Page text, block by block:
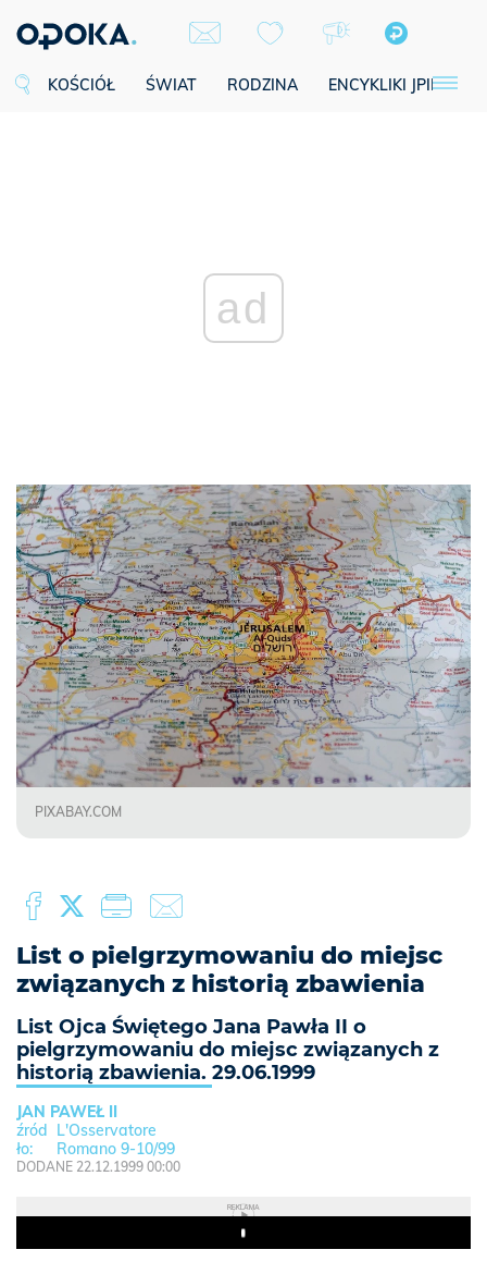
KOŚCIÓŁ ŚWIAT RODZINA ENCYKLIKI JPII
ad
PIXABAY.COM
List o pielgrzymowaniu do miejsc
związanych z historią zbawienia
List Ojca Świętego Jana Pawła II o
pielgrzymowaniu do miejsc związanych z
historią zbawienia. 29.06.1999
JAN PAWEŁ II
L'Osservatore
Romano 9-10/99
DODANE 22.12.1999 00:00
REKLAMA
Play